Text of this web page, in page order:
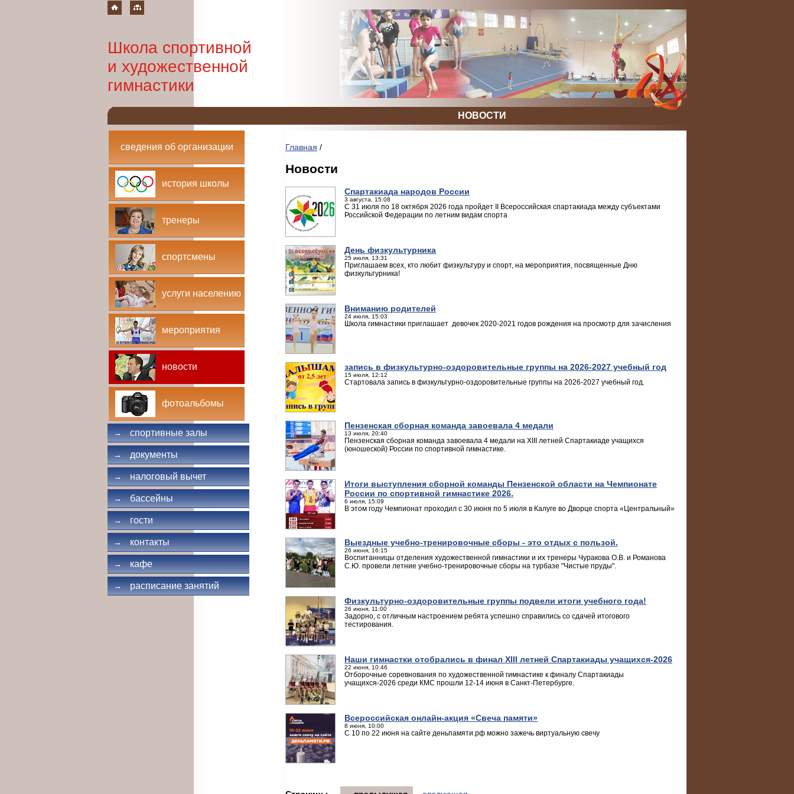
Школа спортивной
и художественной
гимнастики
НОВОСТИ
сведения об организации
история школы
тренеры
спортсмены
услуги населению
мероприятия
новости
фотоальбомы
→ спортивные залы
→ документы
→ налоговый вычет
→ бассейны
→ гости
→ контакты
→ кафе
→ расписание занятий
Главная /
Новости
Спартакиада народов России
3 августа, 15:08
С 31 июля по 18 октября 2026 года пройдет II Всероссийская спартакиада между субъектами
Российской Федерации по летним видам спорта
День физкультурника
25 июля, 13:31
Приглашаем всех, кто любит физкультуру и спорт, на мероприятия, посвященные Дню
физкультурника!
Вниманию родителей
24 июля, 15:03
Школа гимнастики приглашает девочек 2020-2021 годов рождения на просмотр для зачисления
запись в физкультурно-оздоровительные группы на 2026-2027 учебный год
15 июля, 12:12
Стартовала запись в физкультурно-оздоровительные группы на 2026-2027 учебный год.
Пензенская сборная команда завоевала 4 медали
13 июля, 20:40
Пензенская сборная команда завоевала 4 медали на XIII летней Спартакиаде учащихся
(юношеской) России по спортивной гимнастике.
Итоги выступления сборной команды Пензенской области на Чемпионате
России по спортивной гимнастике 2026.
6 июля, 15:09
В этом году Чемпионат проходил с 30 июня по 5 июля в Калуге во Дворце спорта «Центральный»
Выездные учебно-тренировочные сборы - это отдых с пользой.
26 июня, 16:15
Воспитанницы отделения художественной гимнастики и их тренеры Чуракова О.В. и Романова
С.Ю. провели летние учебно-тренировочные сборы на турбазе "Чистые пруды".
Физкультурно-оздоровительные группы подвели итоги учебного года!
26 июня, 11:00
Задорно, с отличным настроением ребята успешно справились со сдачей итогового
тестирования.
Наши гимнастки отобрались в финал XIII летней Спартакиады учащихся-2026
22 июня, 10:46
Отборочные соревнования по художественной гимнастике к финалу Спартакиады
учащихся-2026 среди КМС прошли 12-14 июня в Санкт-Петербурге.
Всероссийская онлайн-акция «Свеча памяти»
8 июня, 10:00
С 10 по 22 июня на сайте деньпамяти.рф можно зажечь виртуальную свечу